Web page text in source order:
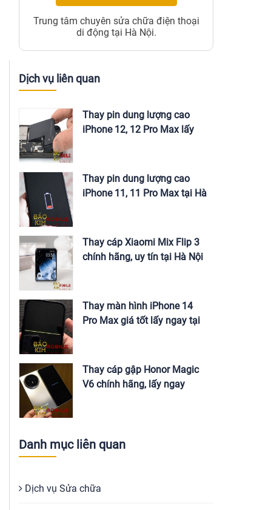
Trung tâm chuyên sửa chữa điện thoại
di động tại Hà Nội.
Dịch vụ liên quan
Thay pin dung lượng cao
iPhone 12, 12 Pro Max lấy
Thay pin dung lượng cao
iPhone 11, 11 Pro Max tại Hà
Thay cáp Xiaomi Mix Flip 3
chính hãng, uy tín tại Hà Nội
Thay màn hình iPhone 14
Pro Max giá tốt lấy ngay tại
Thay cáp gập Honor Magic
V6 chính hãng, lấy ngay
Danh mục liên quan
Dịch vụ Sửa chữa